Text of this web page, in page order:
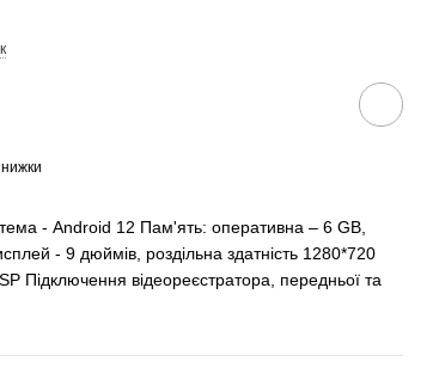
- Android 12 Пам'ять: оперативна – 6 GB,
- 9 дюймів, роздільна здатність 1280*720
Підключення відеореєстратора, передньої та